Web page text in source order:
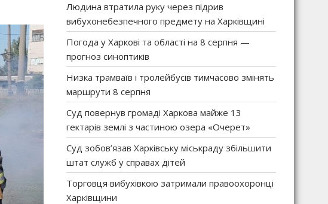
Людина втратила руку через підрив
вибухонебезпечного предмету на Харківщині
Погода у Харкові та області на 8 серпня —
прогноз синоптиків
Низка трамваїв і тролейбусів тимчасово змінять
маршрути 8 серпня
Суд повернув громаді Харкова майже 13
гектарів землі з частиною озера «Очерет»
Суд зобов’язав Харківську міськраду збільшити
штат служб у справах дітей
Торговця вибухівкою затримали правоохоронці
Харківщини